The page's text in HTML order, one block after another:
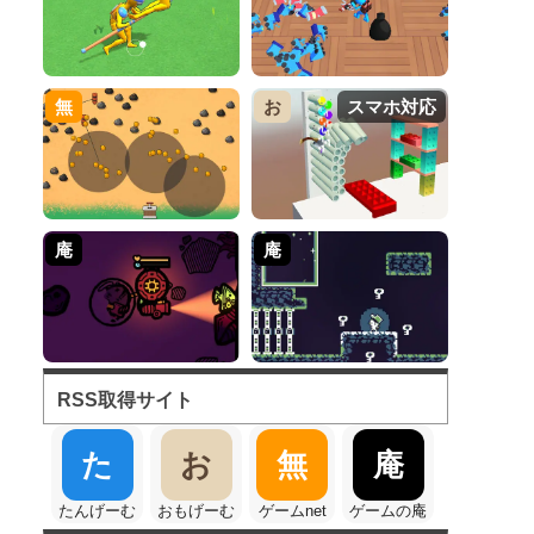
無 お スマホ対応
庵 庵
RSS取得サイト
た
たんげーむ
お
おもげーむ
無
ゲームnet
庵
ゲームの庵